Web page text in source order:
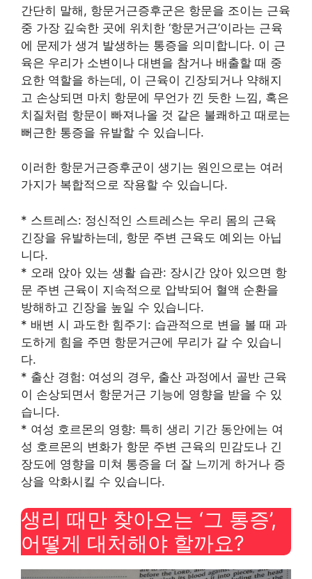
간단히 말해, 항문거근증후군은 항문을 조이는 근육
중 가장 깊숙한 곳에 위치한 ‘항문거근’이라는 근육
에 문제가 생겨 발생하는 통증을 의미합니다. 이 근
육은 우리가 소변이나 대변을 참거나 배출할 때 중
요한 역할을 하는데, 이 근육이 긴장되거나 약해지
고 손상되면 마치 항문에 무언가 낀 듯한 느낌, 혹은
치질처럼 항문이 빠져나올 것 같은 불쾌하고 때로는
뻐근한 통증을 유발할 수 있습니다.
이러한 항문거근증후군이 생기는 원인으로는 여러
가지가 복합적으로 작용할 수 있습니다.
* 스트레스: 정신적인 스트레스는 우리 몸의 근육
긴장을 유발하는데, 항문 주변 근육도 예외는 아닙
니다.
* 오래 앉아 있는 생활 습관: 장시간 앉아 있으면 항
문 주변 근육이 지속적으로 압박되어 혈액 순환을
방해하고 긴장을 높일 수 있습니다.
* 배변 시 과도한 힘주기: 습관적으로 변을 볼 때 과
도하게 힘을 주면 항문거근에 무리가 갈 수 있습니
다.
* 출산 경험: 여성의 경우, 출산 과정에서 골반 근육
이 손상되면서 항문거근 기능에 영향을 받을 수 있
습니다.
* 여성 호르몬의 영향: 특히 생리 기간 동안에는 여
성 호르몬의 변화가 항문 주변 근육의 민감도나 긴
장도에 영향을 미쳐 통증을 더 잘 느끼게 하거나 증
상을 악화시킬 수 있습니다.
생리 때만 찾아오는 ‘그 통증’,
어떻게 대처해야 할까요?